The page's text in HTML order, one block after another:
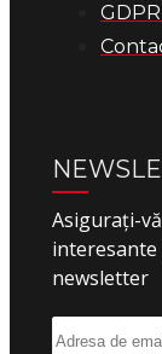
Asigurați-
newsletter